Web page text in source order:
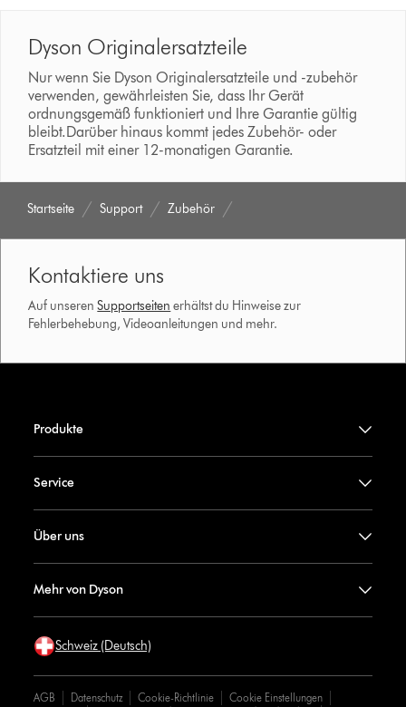
Dyson Originalersatzteile
Nur wenn Sie Dyson Originalersatzteile und -zubehör
verwenden, gewährleisten Sie, dass Ihr Gerät
ordnungsgemäß funktioniert und Ihre Garantie gültig
bleibt.Darüber hinaus kommt jedes Zubehör- oder
Ersatzteil mit einer 12-monatigen Garantie.
Startseite Support Zubehör
Kontaktiere uns
Auf unserenSupportseiten erhältst du Hinweise zur
Fehlerbehebung, Videoanleitungen und mehr.
Produkte
Service
Über uns
Mehr von Dyson
Schweiz (Deutsch)
AGB Datenschutz Cookie-Richtlinie
Cookie Einstellungen